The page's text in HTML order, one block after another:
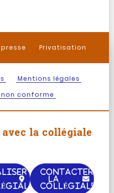
Privatisation
Mentions légales
conforme
la collégiale
CONTACTER
LA
COLLÉGIALE